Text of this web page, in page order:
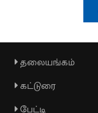
தலையங்கம்
கட்டுரை
பேட்டி